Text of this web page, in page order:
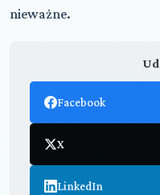
nieważne.
Facebook
X
LinkedIn